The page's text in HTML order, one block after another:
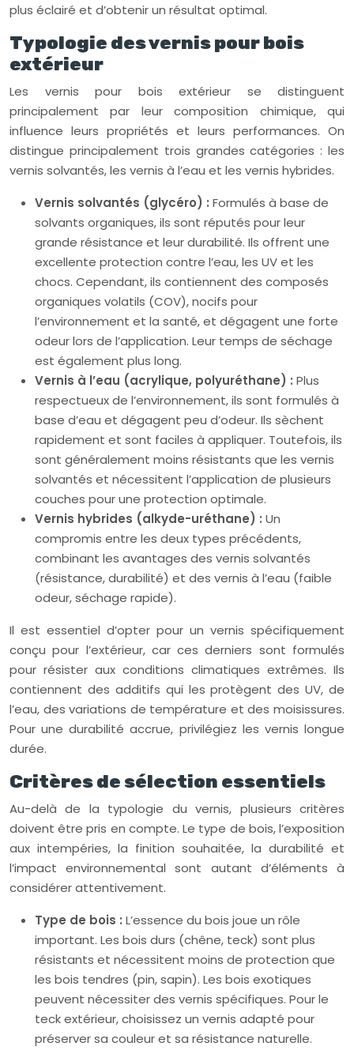
plus éclairé et d’obtenir un résultat optimal.
Typologie des vernis pour bois
extérieur
Les vernis pour bois extérieur se distinguent
principalement par leur composition chimique, qui
influence leurs propriétés et leurs performances. On
distingue principalement trois grandes catégories : les
vernis solvantés, les vernis à l’eau et les vernis hybrides.
Vernis solvantés (glycéro) : Formulés à base de
solvants organiques, ils sont réputés pour leur
grande résistance et leur durabilité. Ils offrent une
excellente protection contre l’eau, les UV et les
chocs. Cependant, ils contiennent des composés
organiques volatils (COV), nocifs pour
l’environnement et la santé, et dégagent une forte
odeur lors de l’application. Leur temps de séchage
est également plus long.
Vernis à l’eau (acrylique, polyuréthane) : Plus
respectueux de l’environnement, ils sont formulés à
base d’eau et dégagent peu d’odeur. Ils sèchent
rapidement et sont faciles à appliquer. Toutefois, ils
sont généralement moins résistants que les vernis
solvantés et nécessitent l’application de plusieurs
couches pour une protection optimale.
Vernis hybrides (alkyde-uréthane) : Un
compromis entre les deux types précédents,
combinant les avantages des vernis solvantés
(résistance, durabilité) et des vernis à l’eau (faible
odeur, séchage rapide).
Il est essentiel d’opter pour un vernis spécifiquement
conçu pour l’extérieur, car ces derniers sont formulés
pour résister aux conditions climatiques extrêmes. Ils
contiennent des additifs qui les protègent des UV, de
l’eau, des variations de température et des moisissures.
Pour une durabilité accrue, privilégiez les vernis longue
durée.
Critères de sélection essentiels
Au-delà de la typologie du vernis, plusieurs critères
doivent être pris en compte. Le type de bois, l’exposition
aux intempéries, la finition souhaitée, la durabilité et
l’impact environnemental sont autant d’éléments à
considérer attentivement.
Type de bois : L’essence du bois joue un rôle
important. Les bois durs (chêne, teck) sont plus
résistants et nécessitent moins de protection que
les bois tendres (pin, sapin). Les bois exotiques
peuvent nécessiter des vernis spécifiques. Pour le
teck extérieur, choisissez un vernis adapté pour
préserver sa couleur et sa résistance naturelle.